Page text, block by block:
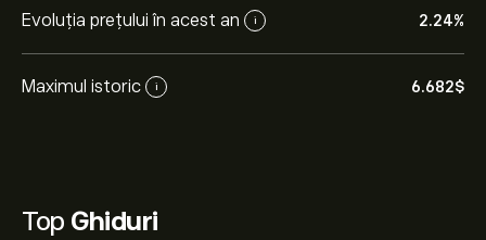
Evoluția prețului în acest an i 2.24%
Maximul istoric i 6.682‎$‎
Top Ghiduri